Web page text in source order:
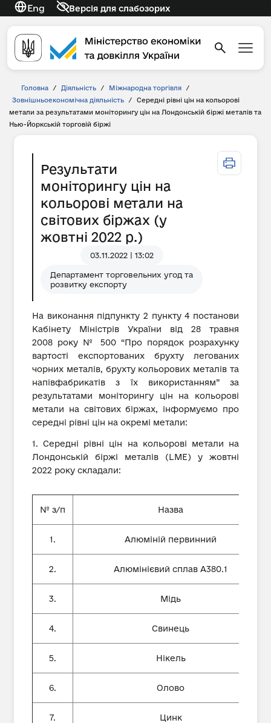
Eng Версія для слабозорих
Головна / Діяльність / Міжнародна торгівля
/
Зовнішньоекономічна діяльність
/
Середні рівні цін на кольорові
метали за результатами моніторингу цін на Лондонській біржі металів та
Нью-Йоркській торговій біржі
Результати
моніторингу цін на
кольорові метали на
світових біржах (у
жовтні 2022 р.)
03.11.2022 | 13:02
Департамент торговельних угод та
розвитку експорту
На виконання підпункту 2 пункту 4 постанови
Кабінету Міністрів України від 28 травня
2008 року № 500 “Про порядок розрахунку
вартості експортованих брухту легованих
чорних металів, брухту кольорових металів та
напівфабрикатів з їх використанням” за
результатами моніторингу цін на кольорові
метали на світових біржах, інформуємо про
середні рівні цін на окремі метали:
1. Середні рівні цін на кольорові метали на
Лондонській біржі металів (LME) у жовтні
2022 року складали:
№ з/п Назва
1. Алюміній первинний
2. Алюмінієвий сплав А380.1
3. Мідь
4. Свинець
5. Нікель
6. Олово
7. Цинк